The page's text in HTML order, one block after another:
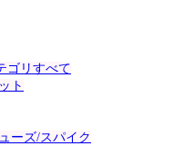
ゴリすべて
ト
ーズ/スパイク